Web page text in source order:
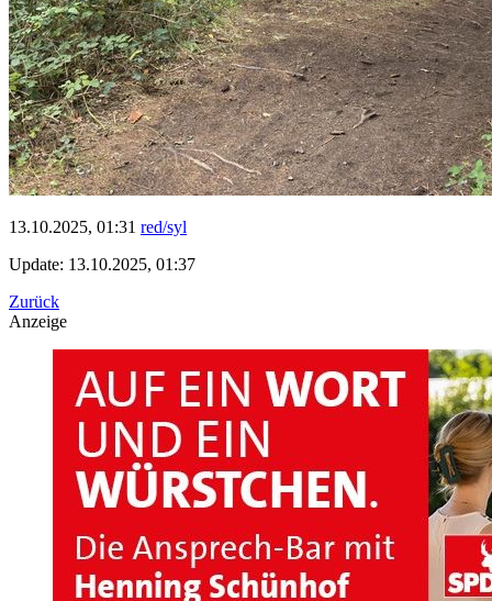
13.10.2025, 01:31 red/syl
Update: 13.10.2025, 01:37
Zurück
Anzeige